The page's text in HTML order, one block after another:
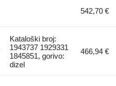
542,70 €
Kataloški broj:
1943737 1929331
1845851, gorivo:
dizel
466,94 €